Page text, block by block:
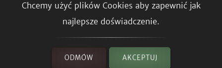
Chcemy użyć plików Cookies aby zapewnić jak
najlepsze doświadczenie.
ODMÓW AKCEPTUJ